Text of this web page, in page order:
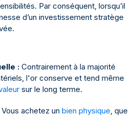
Par conséquent, lorsqu’il
d’un investissement stratège
: Contrairement à la majorité
l'or conserve et tend même
sur le long terme.
Vous achetez un bien physique , que